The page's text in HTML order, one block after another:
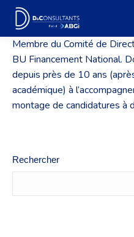
Membre du Comité de
BU Financement National.
depuis près de 10 ans
académique) à
montage de candidatures à
Rechercher